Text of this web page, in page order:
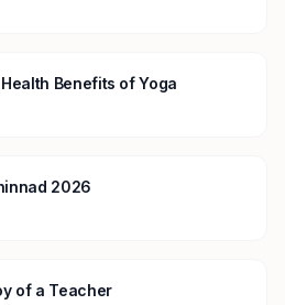
Benefits of Yoga
2026
of a Teacher